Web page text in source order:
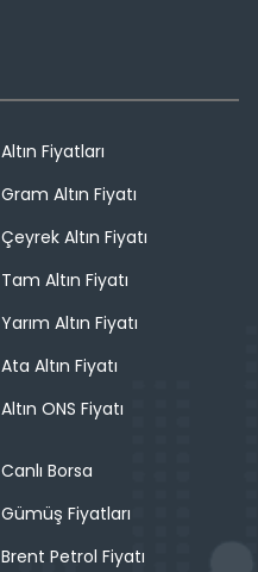
Altın Fiyatları
Gram Altın Fiyatı
Çeyrek Altın Fiyatı
Tam Altın Fiyatı
Yarım Altın Fiyatı
Ata Altın Fiyatı
Altın ONS Fiyatı
Canlı Borsa
Gümüş Fiyatları
Brent Petrol Fiyatı